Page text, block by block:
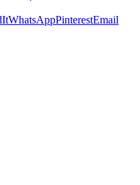
WhatsAppPinterestEmail